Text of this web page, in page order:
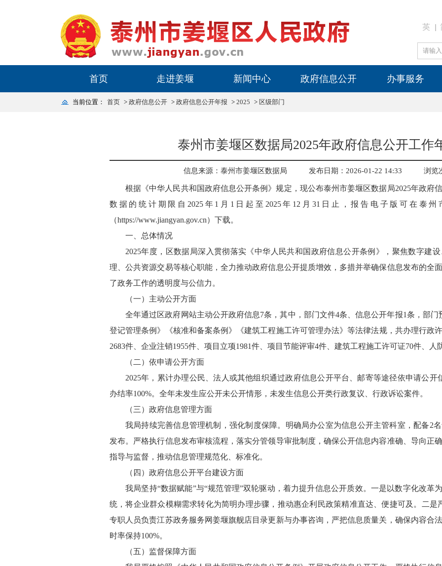
英
首页 走进姜堰 新闻中心 政府信息公开 办事服务
当前位置： 首页 > 政府信息公开 > 政府信息公开年报 > 2025 > 区级部门
泰州市姜堰区数据局2025年政府信息公开工作
信息来源：泰州市姜堰区数据局 发布日期：2026-01-22 14:33 浏览
根据《中华人民共和国政府信息公开条例》规定，现公布泰州市姜堰区数据局2025年政府
数据的统计期限自2025年1月1日起至2025年12月31日止，报告电子版可在泰
（https://www.jiangyan.gov.cn）下载。
一、总体情况
2025年度，区数据局深入贯彻落实《中华人民共和国政府信息公开条例》，聚焦数字建
理、公共资源交易等核心职能，全力推动政府信息公开提质增效，多措并举确保信息发布的全
了政务工作的透明度与公信力。
（一）主动公开方面
全年通过区政府网站主动公开政府信息7条，其中，部门文件4条、信息公开年报1条，部
登记管理条例》《核准和备案条例》《建筑工程施工许可管理办法》等法律法规，共办理行政
2683件、企业注销1955件、项目立项1981件、项目节能评审4件、建筑工程施工许可证70件、人
（二）依申请公开方面
2025年，累计办理公民、法人或其他组织通过政府信息公开平台、邮寄等途径依申请公开
办结率100%。全年未发生应公开未公开情形，未发生信息公开类行政复议、行政诉讼案件。
（三）政府信息管理方面
我局持续完善信息管理机制，强化制度保障。明确局办公室为信息公开主管科室，配备2
发布。严格执行信息发布审核流程，落实分管领导审批制度，确保公开信息内容准确、导向正
指导与监督，推动信息管理规范化、标准化。
（四）政府信息公开平台建设方面
我局坚持“数据赋能”与“规范管理”双轮驱动，着力提升信息公开质效。一是以数字化改革
统，将企业群众模糊需求转化为简明办理步骤，推动惠企利民政策精准直达、便捷可及。二是
专职人员负责江苏政务服务网姜堰旗舰店目录更新与办事咨询，严把信息质量关，确保内容合
时率保持100%。
（五）监督保障方面